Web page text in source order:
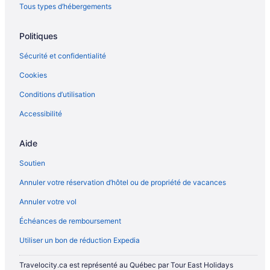
Aéroport Billy Bishop de Toronto – Hôtels à proximité
Hôtels-Boutiques – Midtown Toronto
Complexes et hôtels tout inclus – Midtown Toronto
Ontario – Chalets rustiques
Ontario – Chalets
Ontario – Châteaux
Tous types d’hébergements
Politiques
Sécurité et confidentialité
Cookies
Conditions d’utilisation
Accessibilité
Aide
Soutien
Annuler votre réservation d’hôtel ou de propriété de vacances
Annuler votre vol
Échéances de remboursement
Utiliser un bon de réduction Expedia
Travelocity.ca est représenté au Québec par Tour East Holidays